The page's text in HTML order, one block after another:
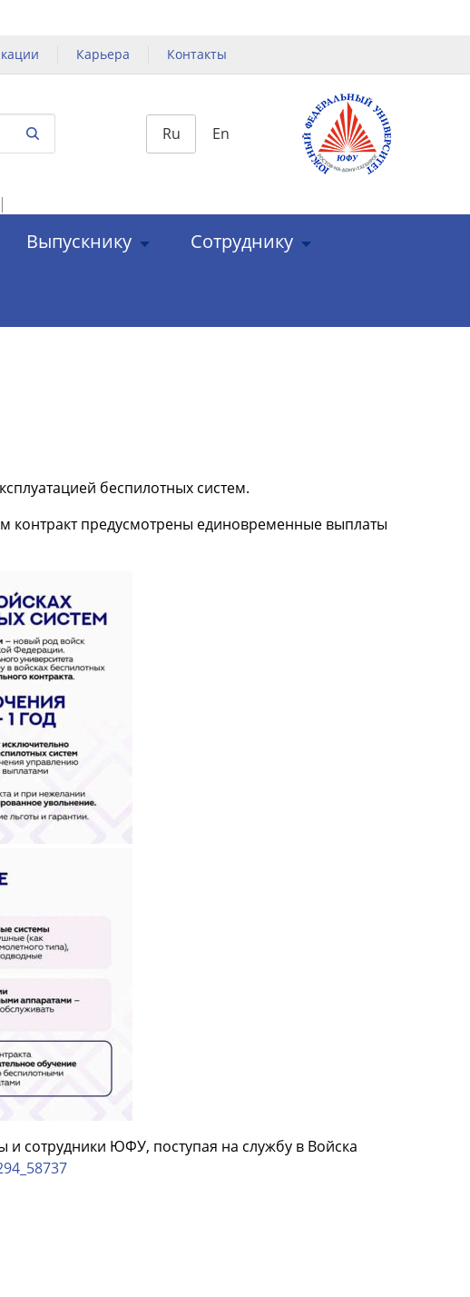
Карьера Контакты
Ru En
|
Выпускнику Сотруднику
беспилотных систем.
предусмотрены единовременные выплаты
сотрудники ЮФУ, поступая на службу в Войска